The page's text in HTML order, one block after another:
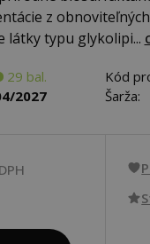
z
látky typu glykolipi...
29 bal. Kód
2027 Šarža: